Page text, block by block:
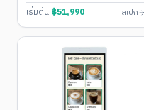
เริ่มต้น ฿51,990 สเปก